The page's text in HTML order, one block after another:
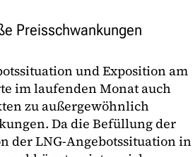
Preisschwankungen
und Exposition am
im laufenden Monat auch
zu außergewöhnlich
Da die Befüllung der
der LNG-Angebotssituation in